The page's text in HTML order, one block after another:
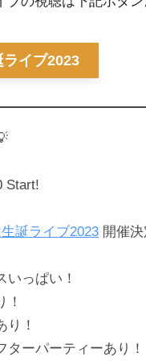
ライブ2023
Start!
誕ライブ2023 開催
いっぱい！
！
り！
ターパーティーあり！